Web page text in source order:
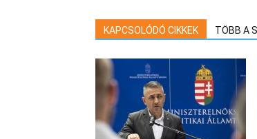
KAPCSOLÓDÓ CIKKEK TÖBB A